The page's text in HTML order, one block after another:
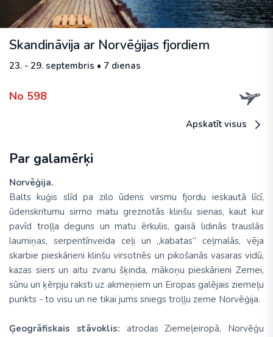
Skandināvija ar Norvēģijas fjordiem
23. - 29. septembris • 7 dienas
No 598
Apskatīt visus
Par galamērķi
Norvēģija.
Balts kuģis slīd pa zilo ūdens virsmu fjordu ieskautā līcī,
ūdenskritumu sirmo matu greznotās klinšu sienas, kaut kur
pavīd troļļa deguns un matu ērkulis, gaisā lidinās trauslās
laumiņas, serpentīnveida ceļi un „kabatas” ceļmalās, vēja
skarbie pieskārieni klinšu virsotnēs un pikošanās vasaras vidū,
kazas siers un aitu zvanu šķinda, mākoņu pieskārieni Zemei,
sūnu un ķērpju raksti uz akmeņiem un Eiropas galējais ziemeļu
punkts - to visu un ne tikai jums sniegs troļļu zeme Norvēģija.
Ģeogrāfiskais stāvoklis: atrodas Ziemeļeiropā, Norvēģu